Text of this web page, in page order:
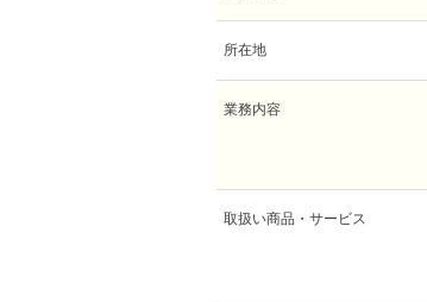
所在地
業務内容
取扱い商品・サービス